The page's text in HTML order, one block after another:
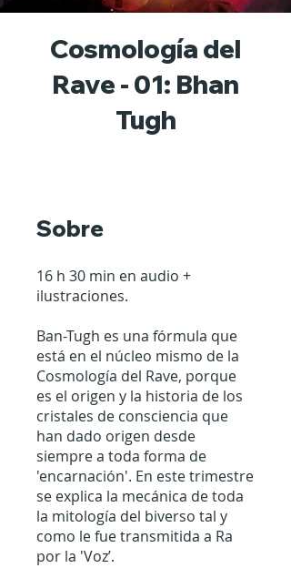
Cosmología del
Rave - 01: Bhan
Tugh
Sobre
16 h 30 min en audio +
ilustraciones.
Ban-Tugh es una fórmula que
está en el núcleo mismo de la
Cosmología del Rave, porque
es el origen y la historia de los
cristales de consciencia que
han dado origen desde
siempre a toda forma de
'encarnación'. En este trimestre
se explica la mecánica de toda
la mitología del biverso tal y
como le fue transmitida a Ra
por la 'Voz’.